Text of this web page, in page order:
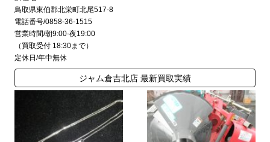
鳥取県東伯郡北栄町北尾517-8
電話番号/0858-36-1515
営業時間/朝9:00-夜19:00
（買取受付 18:30まで）
定休日/年中無休
ジャム倉吉北店 最新買取実績